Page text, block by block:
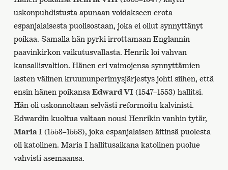
uskonpuhdistusta apunaan voidakseen erota
espanjalaisesta puolisostaan, joka ei ollut synnyttänyt
poikaa. Samalla hän pyrki irrottamaan Englannin
paavinkirkon vaikutusvallasta. Henrik loi vahvan
kansallisvaltion. Hänen eri vaimojensa synnyttämien
lasten välinen kruununperimysjärjestys johti siihen, että
ensin hänen poikansa Edward VI(1547–1553) hallitsi.
Hän oli uskonnoltaan selvästi reformoitu kalvinisti.
Edwardin kuoltua valtaan nousi Henrikin vanhin tytär,
Maria I(1553–1558), joka espanjalaisen äitinsä puolesta
oli katolinen. Maria I hallitusaikana katolinen puolue
vahvisti asemaansa.